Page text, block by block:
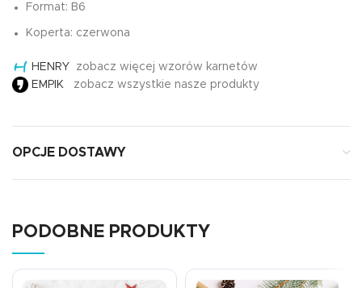
Format: B6
Koperta: czerwona
HENRY zobacz więcej wzorów karnetów
EMPIK zobacz wszystkie nasze produkty
OPCJE DOSTAWY
PODOBNE PRODUKTY